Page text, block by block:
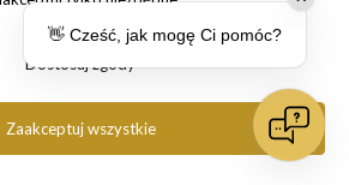
Pancernik.eu. All rights reserved.
👋 Cześć, jak mogę Ci pomóc?
Dostosuj zgody
Zaakceptuj wszystkie